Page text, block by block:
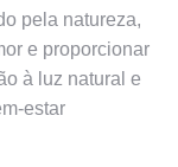
pela natureza,
e proporcionar
à luz natural e
estar